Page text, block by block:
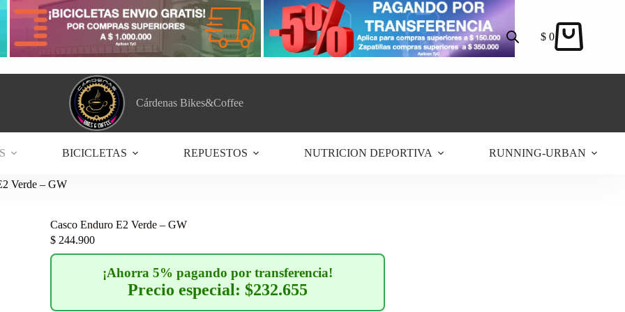
Carro
$ 0
Cárdenas Bikes&Coffee
BICICLETAS REPUESTOS NUTRICION DEPORTIVA RUNNING-URBAN
Verde – GW
Casco Enduro E2 Verde – GW
$ 244.900
¡Ahorra 5% pagando por transferencia!
Precio especial: $232.655